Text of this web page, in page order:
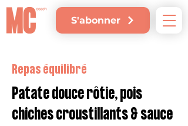
S'abonner
Repas équilibré
Patate douce rôtie, pois
chiches croustillants & sauce